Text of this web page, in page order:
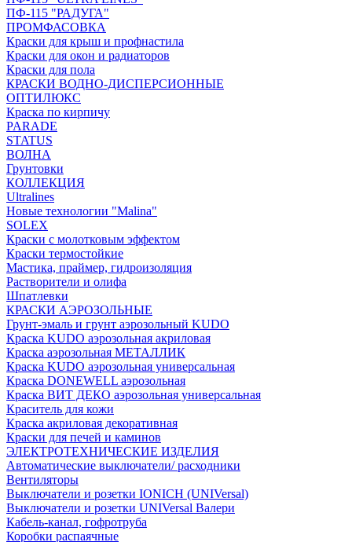
ПФ-115 "РАДУГА"
ПРОМФАСОВКА
Краски для крыш и профнастила
Краски для окон и радиаторов
Краски для пола
КРАСКИ ВОДНО-ДИСПЕРСИОННЫЕ
ОПТИЛЮКС
Краска по кирпичу
PARADE
STATUS
ВОЛНА
Грунтовки
КОЛЛЕКЦИЯ
Ultralines
Новые технологии "Malina"
SOLEX
Краски с молотковым эффектом
Краски термостойкие
Мастика, праймер, гидроизоляция
Растворители и олифа
Шпатлевки
КРАСКИ АЭРОЗОЛЬНЫЕ
Грунт-эмаль и грунт аэрозольный KUDO
Краска KUDO аэрозольная акриловая
Краска аэрозольная МЕТАЛЛИК
Краска KUDO аэрозольная универсальная
Краска DONEWELL аэрозольная
Краска ВИТ ДЕКО аэрозольная универсальная
Краситель для кожи
Краска акриловая декоративная
Краски для печей и каминов
ЭЛЕКТРОТЕХНИЧЕСКИЕ ИЗДЕЛИЯ
Автоматические выключатели/ расходники
Вентиляторы
Выключатели и розетки IONICH (UNIVersal)
Выключатели и розетки UNIVersal Валери
Кабель-канал, гофротруба
Коробки распаячные